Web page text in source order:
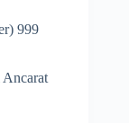
999